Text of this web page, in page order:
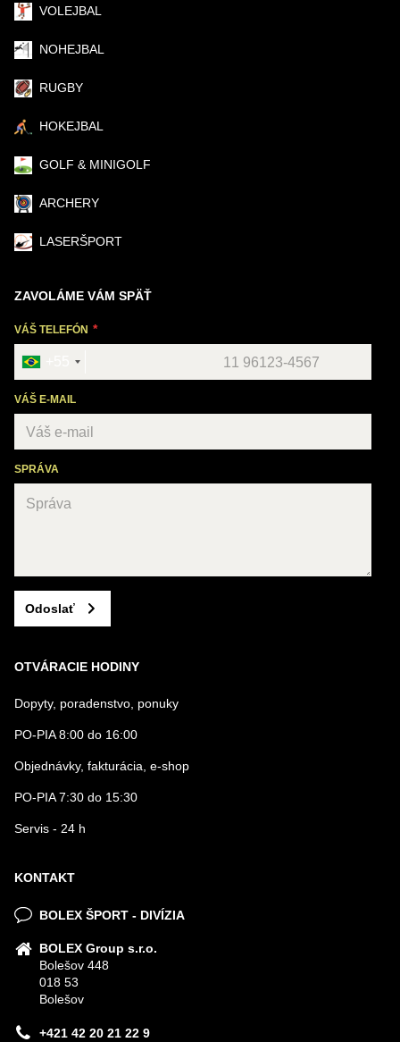
VOLEJBAL
NOHEJBAL
RUGBY
HOKEJBAL
GOLF & MINIGOLF
ARCHERY
LASERŠPORT
ZAVOLÁME VÁM SPÄŤ
VÁŠ TELEFÓN
VÁŠ E-MAIL
SPRÁVA
Odoslať
OTVÁRACIE HODINY
Dopyty, poradenstvo, ponuky
PO-PIA 8:00 do 16:00
Objednávky, fakturácia, e-shop
PO-PIA 7:30 do 15:30
Servis - 24 h
KONTAKT
BOLEX ŠPORT - DIVÍZIA
BOLEX Group s.r.o.
Bolešov 448
018 53
Bolešov
+421 42 20 21 22 9